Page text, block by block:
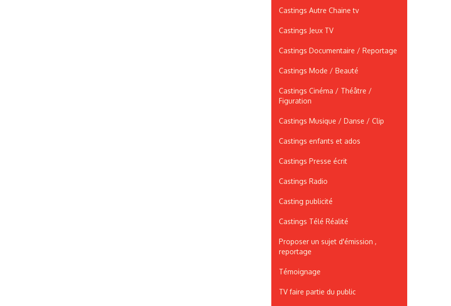
Castings Autre Chaine tv
Castings Jeux TV
Castings Documentaire / Reportage
Castings Mode / Beauté
Castings Cinéma / Théâtre /
Figuration
Castings Musique / Danse / Clip
Castings enfants et ados
Castings Presse écrit
Castings Radio
Casting publicité
Castings Télé Réalité
Proposer un sujet d'émission ,
reportage
Témoignage
TV faire partie du public